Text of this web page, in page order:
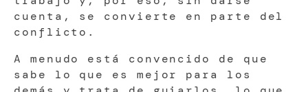
cuenta, se convierte en parte del
conflicto.
A menudo está convencido de que
sabe lo que es mejor para los